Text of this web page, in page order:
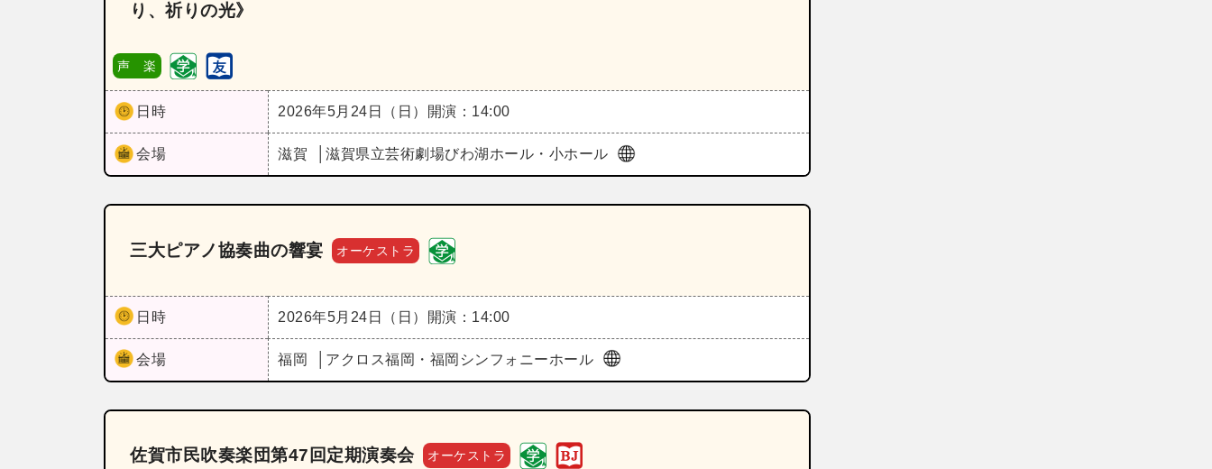
り、祈りの光》
声 楽
日時 2026年5月24日（日） 開演：14:00
会場 滋賀 滋賀県立芸術劇場びわ湖ホール・小ホール
三大ピアノ協奏曲の響宴 オーケストラ
日時 2026年5月24日（日） 開演：14:00
会場 福岡 アクロス福岡・福岡シンフォニーホール
佐賀市民吹奏楽団第47回定期演奏会 オーケストラ